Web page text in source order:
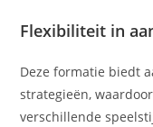
Flexibiliteit in
Deze formatie biedt
strategieën,
verschillende